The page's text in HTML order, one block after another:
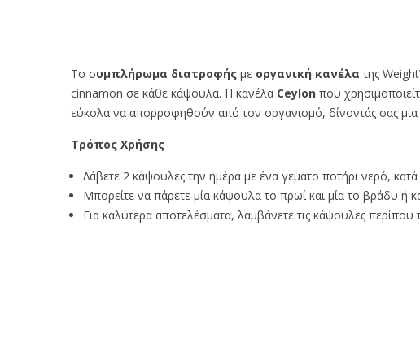
Το συμπλήρωμα διατροφής με οργανική κανέλα της
cinnamon σε κάθε κάψουλα. Η κανέλα Ceylon που
εύκολα να απορροφηθούν από τον οργανισμό, δίνοντάς σας
Τρόπος Χρήσης
Λάβετε 2 κάψουλες την ημέρα με ένα γεμάτο ποτήρι νερό,
Μπορείτε να πάρετε μία κάψουλα το πρωί και μία το βράδυ ή
Για καλύτερα αποτελέσματα, λαμβάνετε τις κάψουλες περίπου